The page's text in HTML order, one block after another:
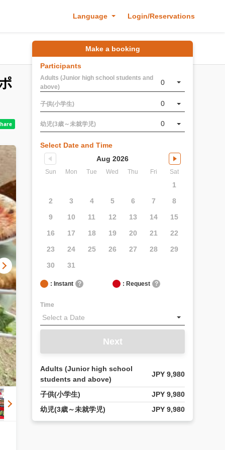
Language Login/Reservations
Make a booking
Participants
Adults (Junior high school students and
above)
0
子供(小学生) 0
幼児(3歳～未就学児) 0
Select Date and Time
Aug 2026
Sun Mon Tue Wed Thu Fri Sat
1
2
3 4 5 6 7
8
9
10 11 12 13 14
15
16
17 18 19 20 21
22
23
24 25 26 27 28
29
30
31
: Instant ? : Request ?
Time
Next
Adults (Junior high school
students and above)
JPY 9,980
子供(小学生)
JPY 9,980
幼児(3歳～未就学児)
JPY 9,980